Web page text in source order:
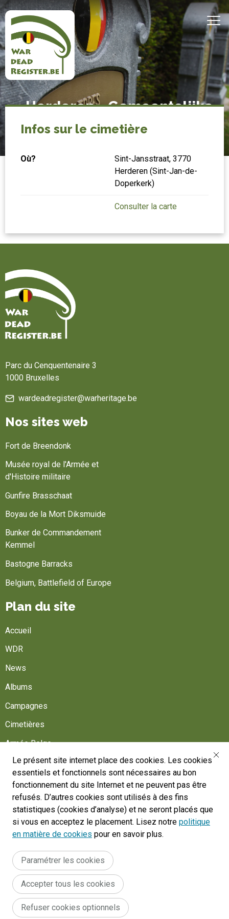
Le présent site internet place des cookies. Les cookies
essentiels et fonctionnels sont nécessaires au bon
fonctionnement du site Internet et ne peuvent pas être
refusés. D’autres cookies sont utilisés à des fins
statistiques (cookies d’analyse) et ne seront placés que
si vous en acceptez le placement. Lisez notre politique
en matière de cookies pour en savoir plus.
Paramétrer les cookies
Accepter tous les cookies
Refuser cookies optionnels
Aller
au
contenu
principal
Accueil
Belgian
War
Dead
Herderen - Gemeentelijke
begraafplaats
Infos sur le cimetière
Où?
Sint-Jansstraat, 3770
Herderen (Sint-Jan-de-
Doperkerk)
Consulter la carte
Parc du Cenquentenaire 3
1000 Bruxelles
wardeadregister@warheritage.be
Nos sites web
Fort de Breendonk
Musée royal de l'Armée et
d'Histoire militaire
Gunfire Brasschaat
Boyau de la Mort Diksmuide
Bunker de Commandement
Kemmel
Bastogne Barracks
Belgium, Battlefield of Europe
Plan du site
Accueil
WDR
News
Albums
Campagnes
Cimetières
Armée Belge
Aidez-nous
Suivez-nous
War Heritage Institute
Belgium, Battlefield of Europe
War dead register
Legal
Conditions générales du site internet
Cookie policy